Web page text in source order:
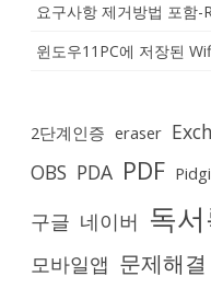
요구사항 제거방법 포함-
윈도우11PC에 저장된
2단계인증 eraser
OBS PDA PDF
구글 네이버 독
모바일앱 문제해결